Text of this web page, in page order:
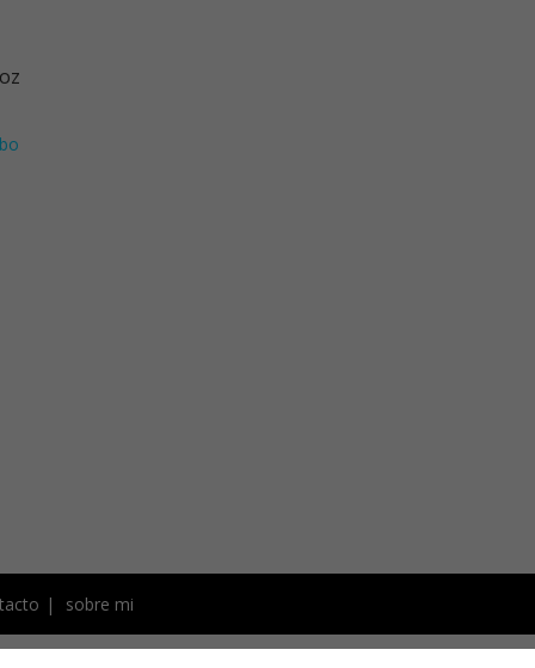
sobre mi